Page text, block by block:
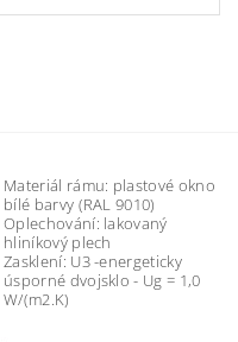
Materiál rámu: plastové okno
bílé barvy (RAL 9010)
Oplechování: lakovaný
hliníkový plech
Zasklení: U3 -energeticky
úsporné dvojsklo - Ug = 1,0
W/(m2.K)